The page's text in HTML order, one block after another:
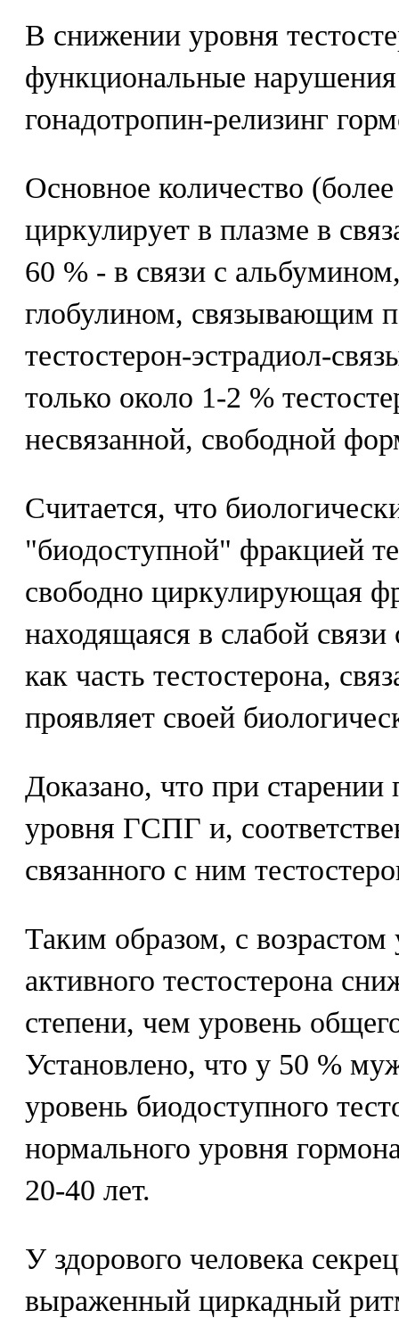
В снижении уровня
функциональные
гонадотропин-релизинг
Основное количество
циркулирует в плазме в
60 % - в связи с
глобулином, связывающим
тестостерон-эстрадиол-
только около 1-2 %
несвязанной, свободной
Считается, что
"биодоступной" фракцией
свободно циркулирующая
находящаяся в слабой
как часть тестостерона,
проявляет своей
Доказано, что при
уровня ГСПГ и,
связанного с ним
Таким образом, с возрастом
активного тестостерона
степени, чем уровень
Установлено, что у 50 %
уровень биодоступного
нормального уровня
20-40 лет.
У здорового человека
выраженный циркадный